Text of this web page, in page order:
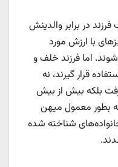
در برابر والدینش
با ارزش مورد
اما فرزند خلف و
قرار گیرند، نه
بلکه بیش از بیش
بطور معمول میهن
شناخته شده‌